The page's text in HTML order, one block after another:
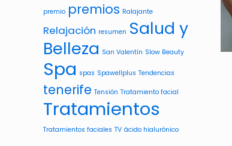
premio premios Ralajante
Relajación resumen Salud y
Belleza San Valentín Slow Beauty
Spa spas Spawellplus Tendencias
tenerife Tensión Tratamiento facial
Tratamientos
Tratamientos faciales TV ácido hialurónico